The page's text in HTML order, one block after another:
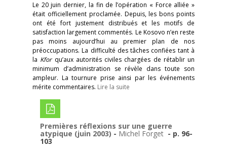
Le 20 juin dernier, la fin de l’opération « Force alliée »
était officiellement proclamée. Depuis, les bons points
ont été fort justement distribués et les motifs de
satisfaction largement commentés. Le Kosovo n’en reste
pas moins aujourd’hui au premier plan de nos
préoccupations. La difficulté des tâches confiées tant à
la Kforqu’aux autorités civiles chargées de rétablir un
minimum d’administration se révèle dans toute son
ampleur. La tournure prise ainsi par les événements
mérite commentaires. Lire la suite
Premières réflexions sur une guerre
atypique (juin 2003) - Michel Forget - p. 96-
103